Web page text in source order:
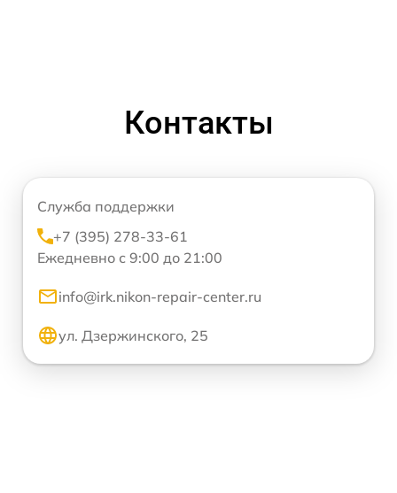
Контакты
Служба поддержки
+7 (395) 278-33-61
Ежедневно с 9:00 до 21:00
info@irk.nikon-repair-center.ru
ул. Дзержинского, 25